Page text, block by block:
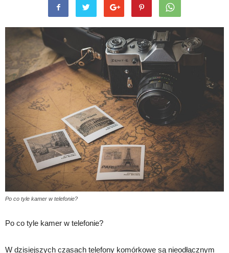
Po co tyle kamer w telefonie?
Po co tyle kamer w telefonie?
W dzisiejszych czasach telefony komórkowe są nieodłącznym